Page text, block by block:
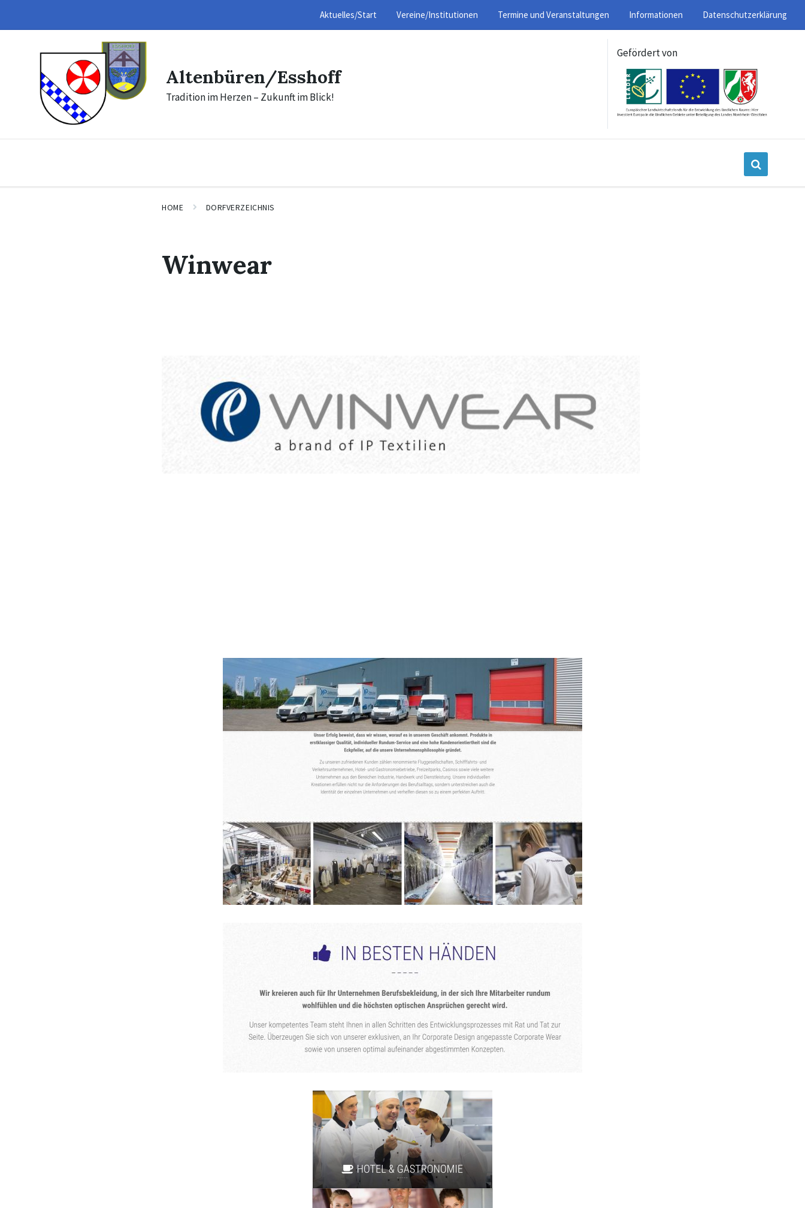
content
footer
Aktuelles/Start Vereine/Institutionen Termine und Veranstaltungen Informationen Datenschutzerklärung
Altenbüren/Esshoff
Tradition im Herzen – Zukunft im Blick!
Gefördert von
HOME DORFVERZEICHNIS
Winwear